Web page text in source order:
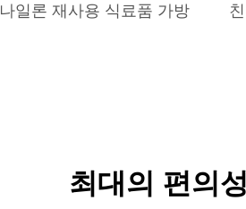
나일론 재사용 식료품 가방
최대의 편의